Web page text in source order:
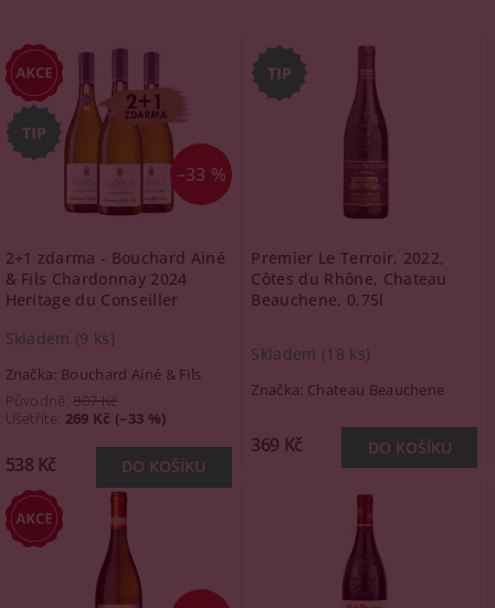
–33 %
2+1 zdarma - Bouchard Ainé
& Fils Chardonnay 2024
Heritage du Conseiller
Skladem (9 ks)
Značka: Bouchard Ainé & Fils
Původně:807 Kč
Ušetříte: 269 Kč (–33 %)
538 Kč
Premier Le Terroir, 2022,
Côtes du Rhône, Chateau
Beauchene, 0,75l
Skladem (18 ks)
Značka: Chateau Beauchene
369 Kč